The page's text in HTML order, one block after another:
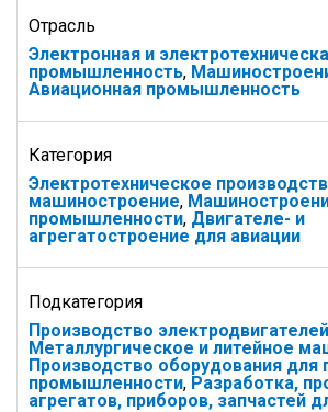
Отрасль
Электронная и
промышленность,
Авиационная промышленность
Категория
Электротехническое
машиностроение,
промышленности, Двигателе- и
агрегатостроение для авиации
Подкатегория
Производство электродвигателей
Металлургическое и литейное
Производство оборудования для
промышленности, Разработка,
агрегатов, приборов, запчастей